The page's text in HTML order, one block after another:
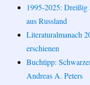
1995-2025: Dreißig
aus Russland
Literaturalmanach
erschienen
Buchtipp:
Andreas A. Peters